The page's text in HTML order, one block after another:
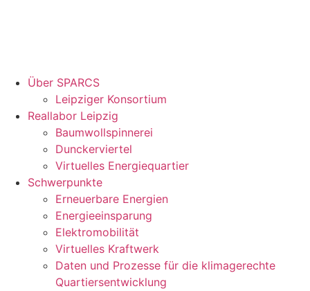
Über SPARCS
Leipziger Konsortium
Reallabor Leipzig
Baumwollspinnerei
Dunckerviertel
Virtuelles Energiequartier
Schwerpunkte
Erneuerbare Energien
Energieeinsparung
Elektromobilität
Virtuelles Kraftwerk
Daten und Prozesse für die klimagerechte
Quartiersentwicklung